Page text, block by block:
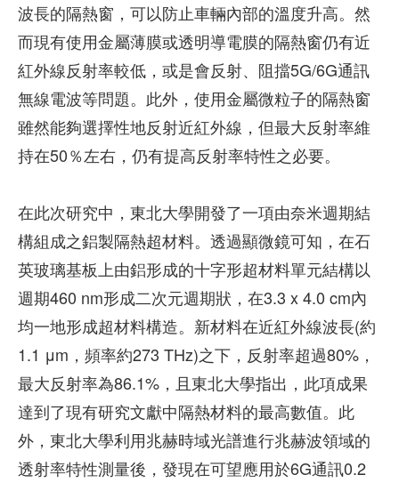
波長的隔熱窗，可以防止車輛內部的溫度升高。然
而現有使用金屬薄膜或透明導電膜的隔熱窗仍有近
紅外線反射率較低，或是會反射、阻擋5G/6G通訊
無線電波等問題。此外，使用金屬微粒子的隔熱窗
雖然能夠選擇性地反射近紅外線，但最大反射率維
持在50％左右，仍有提高反射率特性之必要。
在此次研究中，東北大學開發了一項由奈米週期結
構組成之鋁製隔熱超材料。透過顯微鏡可知，在石
英玻璃基板上由鋁形成的十字形超材料單元結構以
週期460 nm形成二次元週期狀，在3.3 x 4.0 cm內
均一地形成超材料構造。新材料在近紅外線波長(約
1.1 μm，頻率約273 THz)之下，反射率超過80%，
最大反射率為86.1%，且東北大學指出，此項成果
達到了現有研究文獻中隔熱材料的最高數值。此
外，東北大學利用兆赫時域光譜進行兆赫波領域的
透射率特性測量後，發現在可望應用於6G通訊0.2